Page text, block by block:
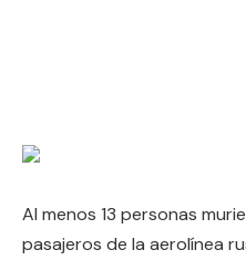
Al menos 13 personas
pasajeros de la aerolínea